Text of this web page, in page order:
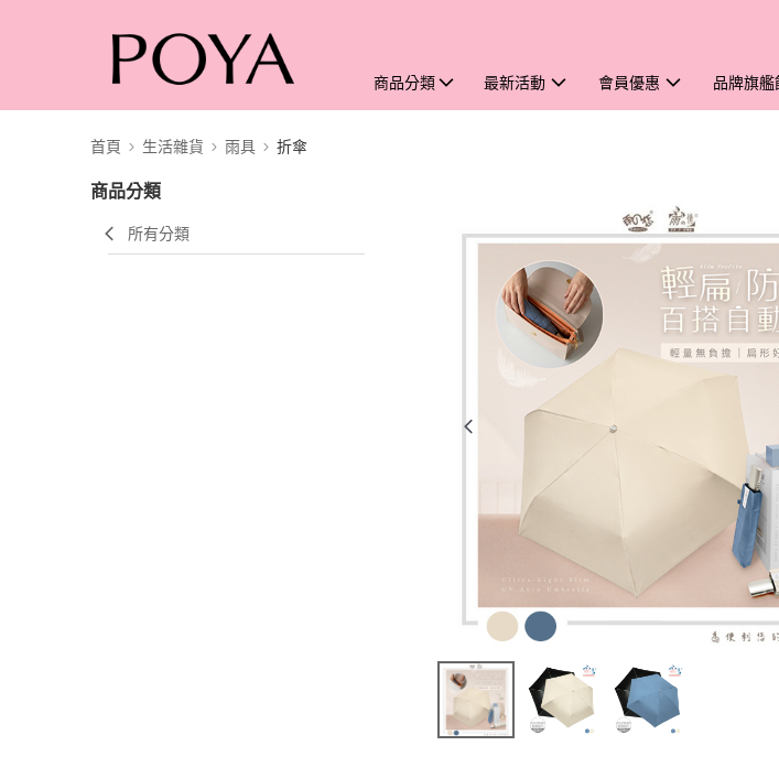
商品分類 最新活動 會員優惠 品牌旗艦
首頁 生活雜貨 雨具 折傘
商品分類
所有分類